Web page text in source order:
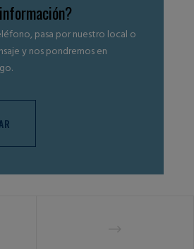
pasa por nuestro local o
y nos pondremos en